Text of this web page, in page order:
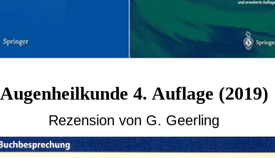
Augenheilkunde 4. Auflage (2019)
Rezension von G. Geerling